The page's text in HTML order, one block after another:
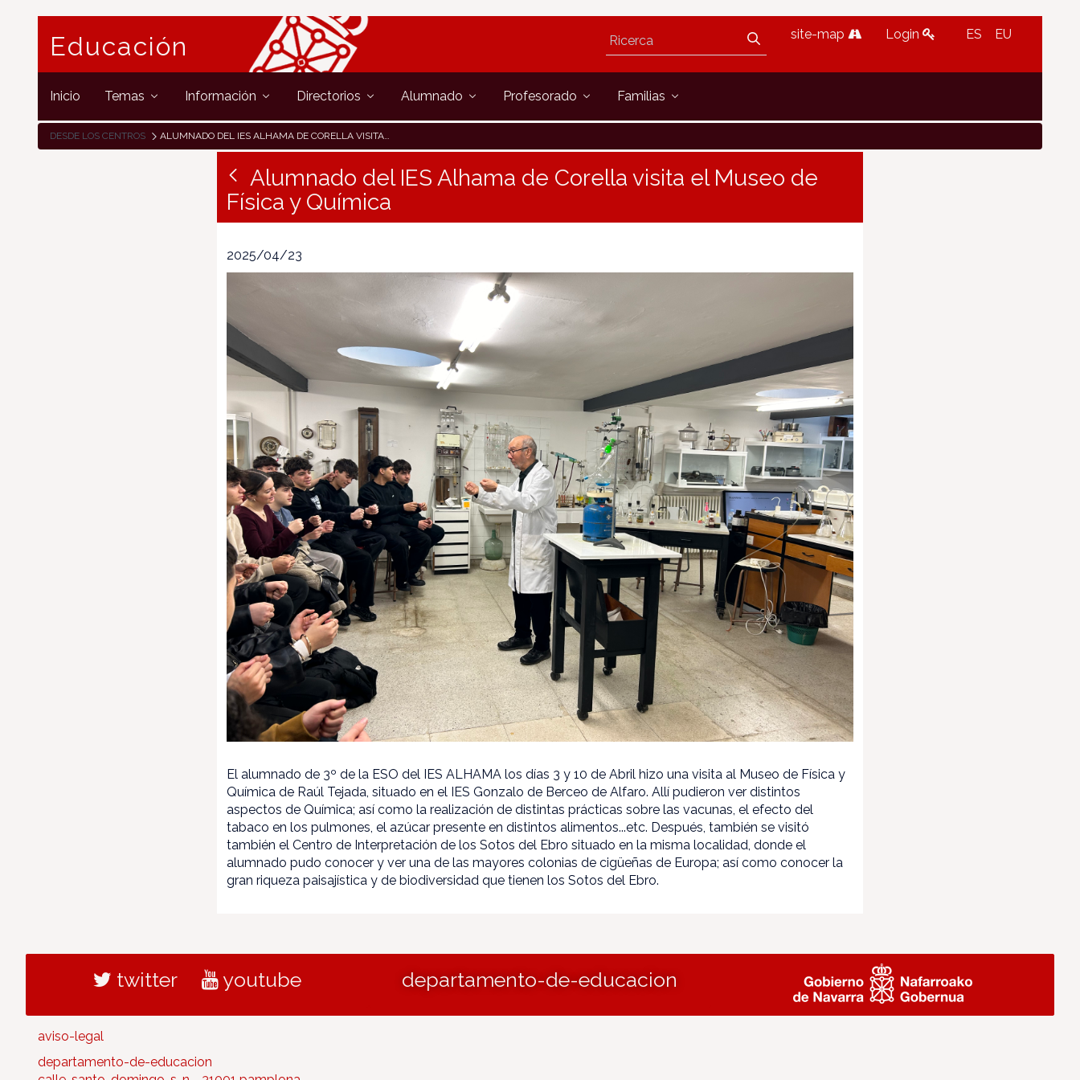
Educación site-map Login ES EU
Inicio Temas Información Directorios Alumnado Profesorado Familias
DESDE LOS CENTROS ALUMNADO DEL IES ALHAMA DE CORELLA VISITA EL MUSEO DE FÍSICA Y QUÍMICA
Alumnado del IES Alhama de Corella visita el Museo de
Física y Química
2025/04/23
El alumnado de 3º de la ESO del IES ALHAMA los días 3 y 10 de Abril hizo una visita al Museo de Física y
Química de Raúl Tejada, situado en el IES Gonzalo de Berceo de Alfaro. Allí pudieron ver distintos
aspectos de Química; así como la realización de distintas prácticas sobre las vacunas, el efecto del
tabaco en los pulmones, el azúcar presente en distintos alimentos...etc. Después, también se visitó
también el Centro de Interpretación de los Sotos del Ebro situado en la misma localidad, donde el
alumnado pudo conocer y ver una de las mayores colonias de cigüeñas de Europa; así como conocer la
gran riqueza paisajística y de biodiversidad que tienen los Sotos del Ebro.
twitter youtube departamento-de-educacion
aviso-legal
departamento-de-educacion